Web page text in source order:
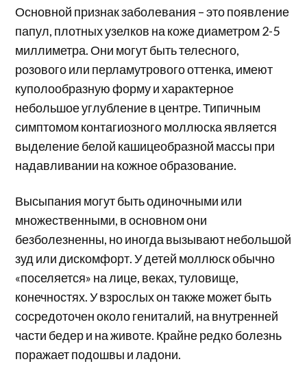
Основной признак заболевания – это появление
папул, плотных узелков на коже диаметром 2-5
миллиметра. Они могут быть телесного,
розового или перламутрового оттенка, имеют
куполообразную форму и характерное
небольшое углубление в центре. Типичным
симптомом контагиозного моллюска является
выделение белой кашицеобразной массы при
надавливании на кожное образование.
Высыпания могут быть одиночными или
множественными, в основном они
безболезненны, но иногда вызывают небольшой
зуд или дискомфорт. У детей моллюск обычно
«поселяется» на лице, веках, туловище,
конечностях. У взрослых он также может быть
сосредоточен около гениталий, на внутренней
части бедер и на животе. Крайне редко болезнь
поражает подошвы и ладони.